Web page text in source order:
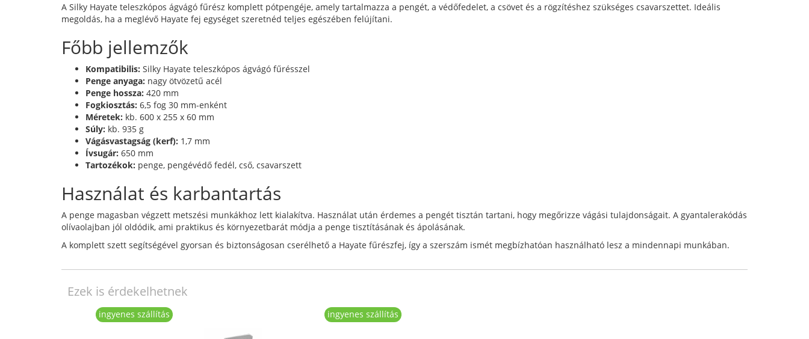
A Silky Hayate teleszkópos ágvágó fűrész komplett pótpengéje, amely tartalmazza a pengét, a védőfedelet, a csövet és a rögzítéshez szükséges csavarszettet. Ideális
megoldás, ha a meglévő Hayate fej egységet szeretnéd teljes egészében felújítani.
Főbb jellemzők
Kompatibilis: Silky Hayate teleszkópos ágvágó fűrésszel
Penge anyaga: nagy ötvözetű acél
Penge hossza: 420 mm
Fogkiosztás: 6,5 fog 30 mm-enként
Méretek: kb. 600 x 255 x 60 mm
Súly: kb. 935 g
Vágásvastagság (kerf): 1,7 mm
Ívsugár: 650 mm
Tartozékok: penge, pengévédő fedél, cső, csavarszett
Használat és karbantartás
A penge magasban végzett metszési munkákhoz lett kialakítva. Használat után érdemes a pengét tisztán tartani, hogy megőrizze vágási tulajdonságait. A gyantalerakódás
olívaolajban jól oldódik, ami praktikus és környezetbarát módja a penge tisztításának és ápolásának.
A komplett szett segítségével gyorsan és biztonságosan cserélhető a Hayate fűrészfej, így a szerszám ismét megbízhatóan használható lesz a mindennapi munkában.
Ezek is érdekelhetnek
ingyenes szállítás ingyenes szállítás